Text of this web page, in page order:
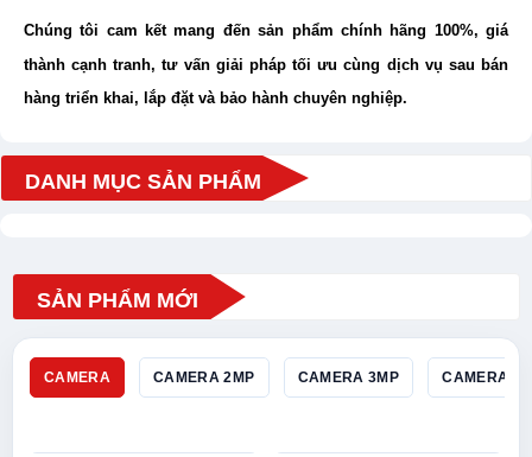
Chúng tôi cam kết mang đến sản phẩm chính hãng 100%, giá
thành cạnh tranh, tư vấn giải pháp tối ưu cùng dịch vụ sau bán
hàng triển khai, lắp đặt và bảo hành chuyên nghiệp.
DANH MỤC SẢN PHẨM
SẢN PHẨM MỚI
CAMERA CAMERA 2MP CAMERA 3MP CAMERA